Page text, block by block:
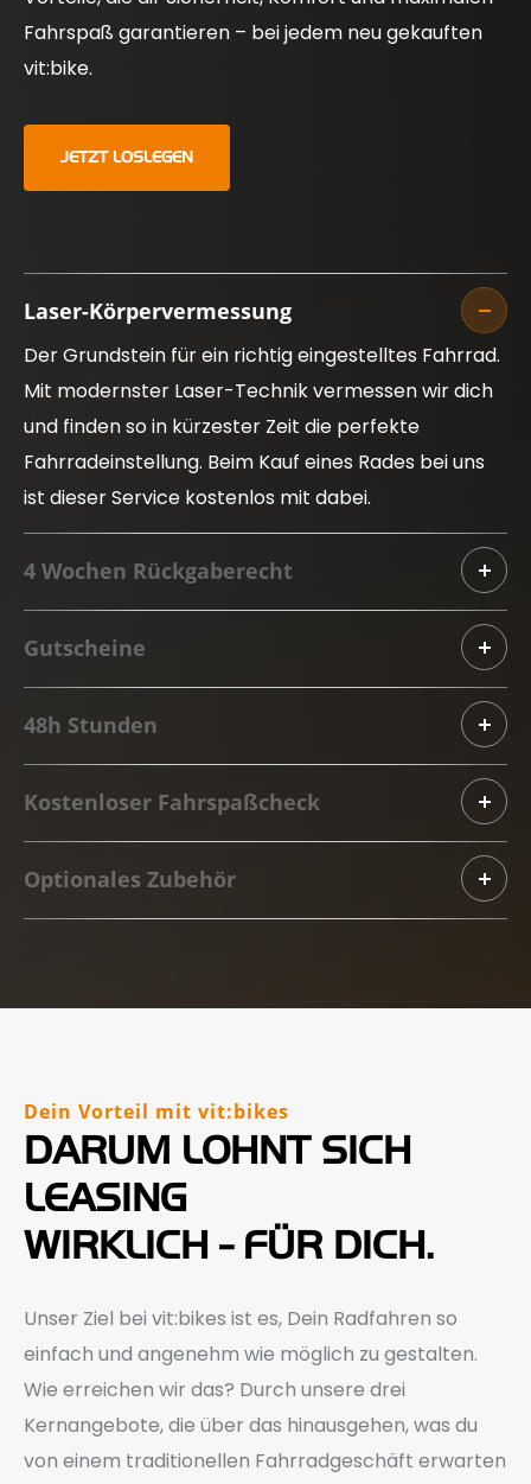
Fahrspaß garantieren – bei jedem neu gekauften
vit:bike.
JETZT LOSLEGEN
Laser-Körpervermessung
Der Grundstein für ein richtig eingestelltes Fahrrad.
Mit modernster Laser-Technik vermessen wir dich
und finden so in kürzester Zeit die perfekte
Fahrradeinstellung. Beim Kauf eines Rades bei uns
ist dieser Service kostenlos mit dabei.
4 Wochen Rückgaberecht
Gutscheine
48h Stunden
Kostenloser Fahrspaßcheck
Optionales Zubehör
Dein Vorteil mit vit:bikes
DARUM LOHNT SICH
LEASING
WIRKLICH - FÜR DICH.
Unser Ziel bei vit:bikes ist es, Dein Radfahren so
einfach und angenehm wie möglich zu gestalten.
Wie erreichen wir das? Durch unsere drei
Kernangebote, die über das hinausgehen, was du
von einem traditionellen Fahrradgeschäft erwarten